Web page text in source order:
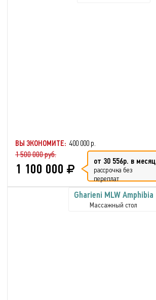
ВЫ ЭКОНОМИТЕ: 400 000 р.
1 500 000 руб.
1 100 000 от 30 556р. в месяц
рассрочка без
переплат
Gharieni MLW Amphibia
Массажный стол